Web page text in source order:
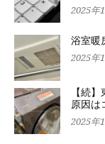
2025年
浴室暖
2025年
【続
原因は
2025年